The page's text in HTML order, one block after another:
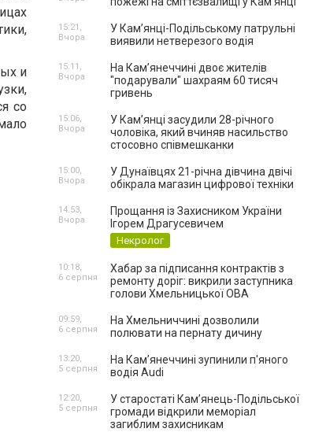
и
со
У Кам’янці-Подільському патрульні
виявили нетверезого водія
15:21,
Вчора
На Камʼянеччині двоє жителів
"подарували" шахраям 60 тисяч
гривень
15:11,
Вчора
У Камʼянці засудили 28-річного
чоловіка, який вчиняв насильство
стосовно співмешканки
15:06,
Вчора
У Дунаївцях 21-річна дівчина двічі
обікрала магазин цифрової техніки
15:00,
Вчора
Прощання із Захисником України
Ігорем Драгусевичем
Некролог
14:53,
Вчора
Хабар за підписання контрактів з
ремонту доріг: викрили заступника
голови Хмельницької ОВА
10:18,
6 серпня
На Хмельниччині дозволили
полювати на пернату дичину
09:59,
6 серпня
На Камʼянеччині зупинили п'яного
водія Audi
13:20,
5 серпня
У старостаті Кам’янець-Подільської
громади відкрили меморіал
загиблим захисникам
12:20,
5 серпня